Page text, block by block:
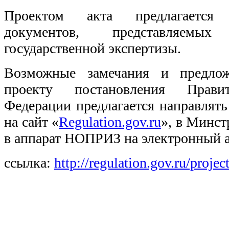
Проектом акта предлагается
документов,
государственной экспертизы.
Возможные замечания и
проекту постановления
Федерации предлагается
на сайт «Regulation.gov.ru», в
в аппарат НОПРИЗ на электронный
ссылка: http://regulation.gov.ru/